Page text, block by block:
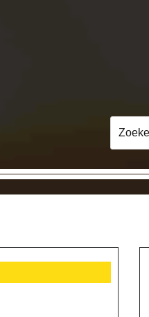
naar: